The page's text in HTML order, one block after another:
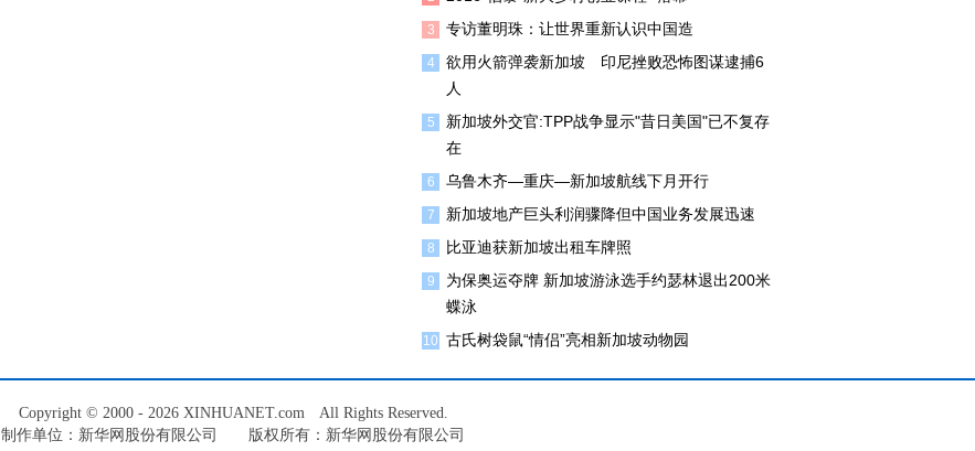
3 专访董明珠：让世界重新认识中国造
4
欲用火箭弹袭新加坡 印尼挫败恐怖图谋逮捕6
人
5
新加坡外交官:TPP战争显示"昔日美国"已不复存
在
6 乌鲁木齐—重庆—新加坡航线下月开行
7 新加坡地产巨头利润骤降但中国业务发展迅速
8 比亚迪获新加坡出租车牌照
9
为保奥运夺牌 新加坡游泳选手约瑟林退出200米
蝶泳
10 古氏树袋鼠“情侣”亮相新加坡动物园
Copyright © 2000 - 2026 XINHUANET.com All Rights Reserved.
制作单位：新华网股份有限公司 版权所有：新华网股份有限公司